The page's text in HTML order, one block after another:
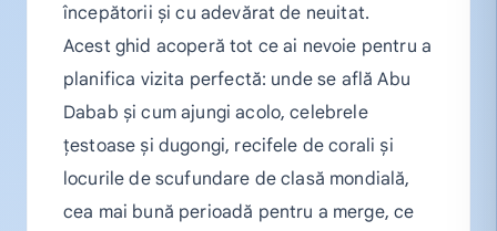
începătorii și cu adevărat de neuitat.
Acest ghid acoperă tot ce ai nevoie pentru a
planifica vizita perfectă: unde se află Abu
Dabab și cum ajungi acolo, celebrele
țestoase și dugongi, recifele de corali și
locurile de scufundare de clasă mondială,
cea mai bună perioadă pentru a merge, ce